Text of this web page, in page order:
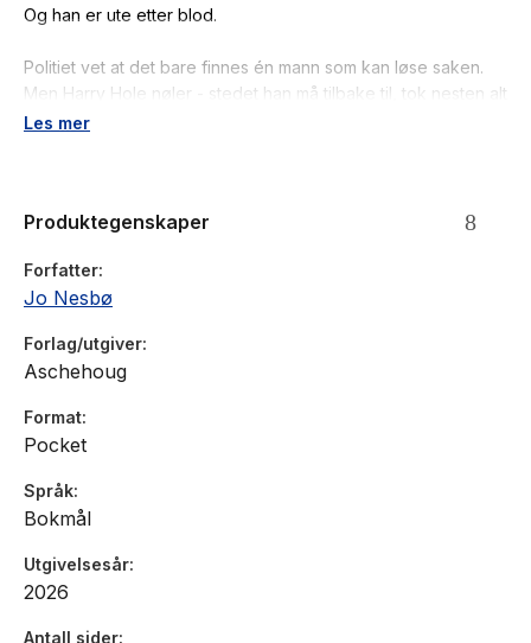
Og han er ute etter blod.
Politiet vet at det bare finnes én mann som kan løse saken.
Men Harry Hole nøler - stedet han må tilbake til, tok nesten alt
fra ham. Inntil han aner en forbindelse mellom dette drapet og
Fortiden slipper ikke taket.
På New York Times' topp ti-liste over krimbøker 2017.
Les mer
Produktegenskaper
Forfatter
Jo Nesbø
Forlag/utgiver
Aschehoug
Format
Pocket
Språk
Bokmål
Utgivelsesår
2026
Antall sider